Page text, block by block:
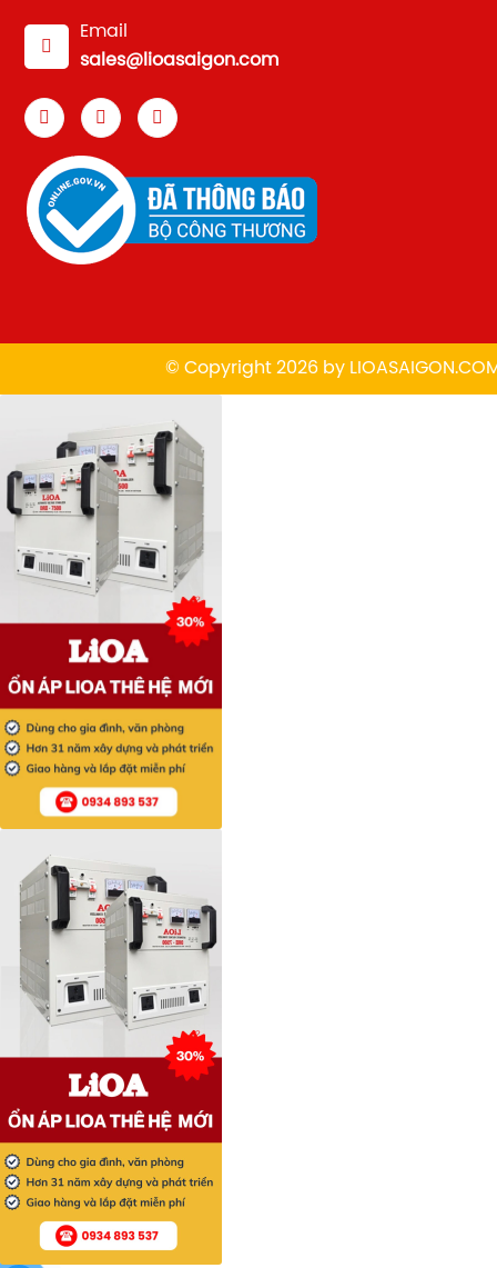
Email
sales@lioasaigon.com
© Copyright 2026 by L